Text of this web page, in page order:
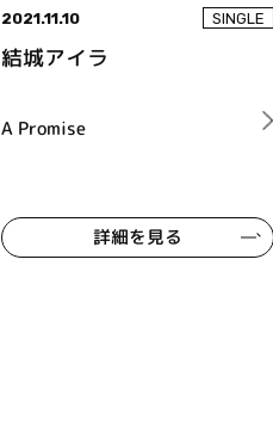
2021.11.10 SINGLE
結城アイラ
A Promise
詳細を見る